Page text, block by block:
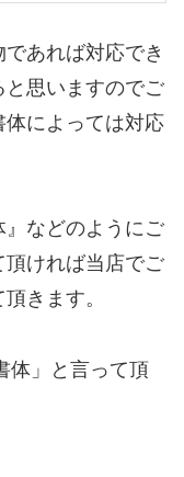
あれば対応でき
と思いますのでご
によっては対応
』などのようにご
ければ当店でご
きます。
体」と言って頂